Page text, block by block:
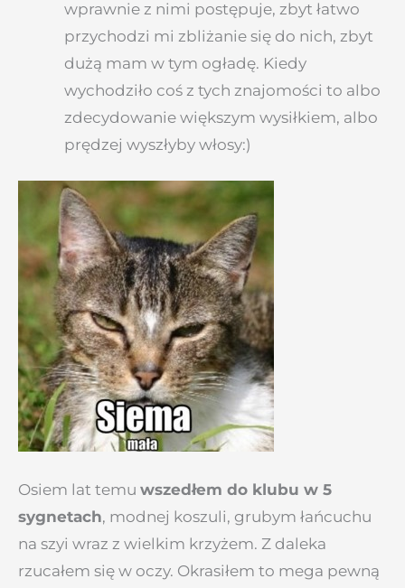
wprawnie z nimi postępuje, zbyt łatwo
przychodzi mi zbliżanie się do nich, zbyt
dużą mam w tym ogładę. Kiedy
wychodziło coś z tych znajomości to albo
zdecydowanie większym wysiłkiem, albo
prędzej wyszłyby włosy:)
Osiem lat temu wszedłem do klubu w 5
sygnetach, modnej koszuli, grubym łańcuchu
na szyi wraz z wielkim krzyżem. Z daleka
rzucałem się w oczy. Okrasiłem to mega pewną